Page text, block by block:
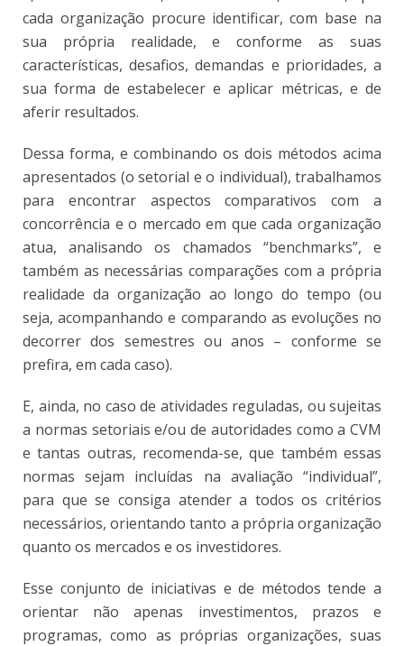
cada organização procure identificar, com base na
sua própria realidade, e conforme as suas
características, desafios, demandas e prioridades, a
sua forma de estabelecer e aplicar métricas, e de
aferir resultados.
Dessa forma, e combinando os dois métodos acima
apresentados (o setorial e o individual), trabalhamos
para encontrar aspectos comparativos com a
concorrência e o mercado em que cada organização
atua, analisando os chamados “benchmarks”, e
também as necessárias comparações com a própria
realidade da organização ao longo do tempo (ou
seja, acompanhando e comparando as evoluções no
decorrer dos semestres ou anos – conforme se
prefira, em cada caso).
E, ainda, no caso de atividades reguladas, ou sujeitas
a normas setoriais e/ou de autoridades como a CVM
e tantas outras, recomenda-se, que também essas
normas sejam incluídas na avaliação “individual”,
para que se consiga atender a todos os critérios
necessários, orientando tanto a própria organização
quanto os mercados e os investidores.
Esse conjunto de iniciativas e de métodos tende a
orientar não apenas investimentos, prazos e
programas, como as próprias organizações, suas